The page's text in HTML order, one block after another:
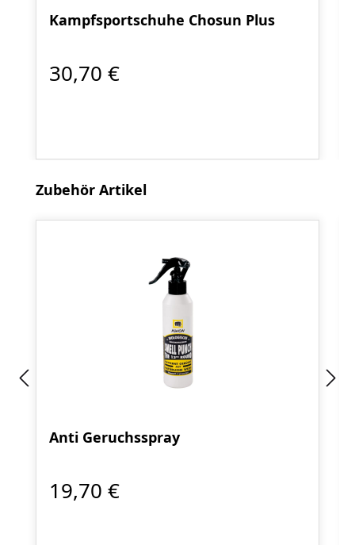
Kampfsportschuhe Chosun Plus
30,70 €
Produktgalerie überspringen
Zubehör Artikel
Anti Geruchsspray
19,70 €